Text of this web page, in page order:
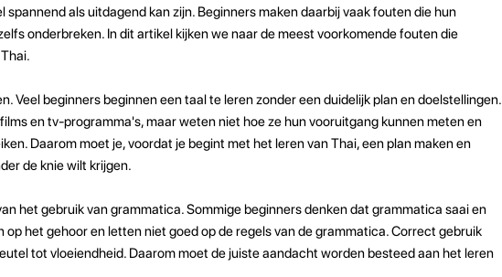
spannend als uitdagend kan zijn. Beginners maken daarbij vaak fouten die hun
onderbreken. In dit artikel kijken we naar de meest voorkomende fouten die
Veel beginners beginnen een taal te leren zonder een duidelijk plan en doelstellingen.
en tv-programma's, maar weten niet hoe ze hun vooruitgang kunnen meten en
Daarom moet je, voordat je begint met het leren van Thai, een plan maken en
de knie wilt krijgen.
het gebruik van grammatica. Sommige beginners denken dat grammatica saai en
op het gehoor en letten niet goed op de regels van de grammatica. Correct gebruik
tot vloeiendheid. Daarom moet de juiste aandacht worden besteed aan het leren